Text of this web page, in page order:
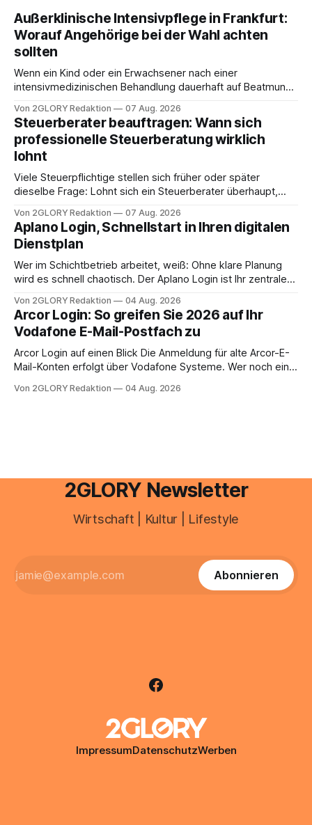
Außerklinische Intensivpflege in Frankfurt:
Worauf Angehörige bei der Wahl achten
sollten
Wenn ein Kind oder ein Erwachsener nach einer
intensivmedizinischen Behandlung dauerhaft auf Beatmung
angewiesen ist, stellt sich für Familien eine schwierige
Frage: Muss die Versorgung dauerhaft in der Klinik bleiben –
oder ist ein Leben zu Hause möglich? Die außerklinische
Intensivpflege bietet genau diese Alternative: Sie
Von 2GLORY Redaktion 07 Aug. 2026
Steuerberater beauftragen: Wann sich
professionelle Steuerberatung wirklich
lohnt
Viele Steuerpflichtige stellen sich früher oder später
dieselbe Frage: Lohnt sich ein Steuerberater überhaupt,
erledigen? Die kurze Antwort: Bei einfachen
Einkommensverhältnissen reicht häufig eine Steuersoftware
aus – sobald jedoch mehrere Einkunftsarten
zusammentreffen oder größere finanzielle Veränderungen
anstehen, zahlt sich professionelle Unterstützung meist
Von 2GLORY Redaktion 07 Aug. 2026
Aplano Login, Schnellstart in Ihren digitalen
Dienstplan
Wer im Schichtbetrieb arbeitet, weiß: Ohne klare Planung
wird es schnell chaotisch. Der Aplano Login ist Ihr zentraler
abwesenheiten und die gesamte kommunikation rund um
Ihr personal digital zu organisieren. In diesem Leitfaden
erfahren Sie alles, was Sie für einen reibungslosen Einstieg
brauchen, von der Registrierung
Von 2GLORY Redaktion 04 Aug. 2026
Arcor Login: So greifen Sie 2026 auf Ihr
Vodafone E-Mail-Postfach zu
Arcor Login auf einen Blick Die Anmeldung für alte Arcor-E-
Mail-Konten erfolgt über Vodafone Systeme. Wer noch eine
besitzt, loggt sich heute über das Vodafone E-Mail & Cloud
Von 2GLORY Redaktion 04 Aug. 2026
2GLORY Newsletter
Wirtschaft | Kultur | Lifestyle
Abonnieren
ImpressumDatenschutzWerben